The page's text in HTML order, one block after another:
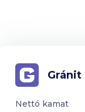
Gránit
Nettó kamat